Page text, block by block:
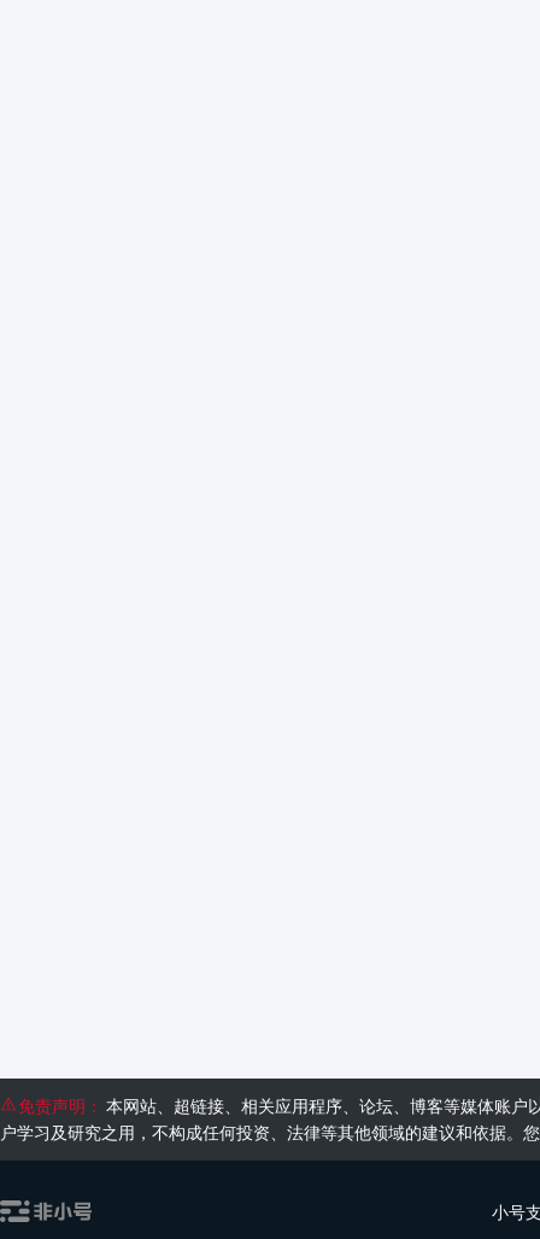
免责声明： 本网站、超链接、相关应用程序、论坛、博客等媒体账
户学习及研究之用，不构成任何投资、法律等其他领域的建议和依据
小号